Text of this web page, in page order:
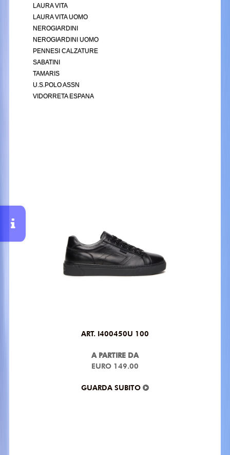
LAURA VITA
LAURA VITA UOMO
NEROGIARDINI
NEROGIARDINI UOMO
PENNESI CALZATURE
SABATINI
TAMARIS
U.S.POLO ASSN
VIDORRETA ESPANA
ART. I400450U 100
A PARTIRE DA
EURO 149.00
GUARDA SUBITO